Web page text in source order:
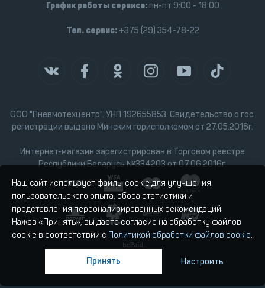
ООО "Пневмотехцентр". УНП 192655853. Свидетельство о гос.
регистрации выдано Минским горисполкомом от 27.05.2016г.
Интернет-магазин зарегистрирован в Торговом реестре
Республики Беларусь №334203 от 07.06.2016г.
График работы сервиса:пн-пт 9:00 - 18:00
Тел. сервис:+375 (29) 354-78-22
Наш сайт использует файлы cookie для улучшения
пользовательского опыта, сбора статистики и
представления персонализированных рекомендаций.
Нажав «Принять», вы даете согласие на обработку файлов
cookie в соответствии с Политикой обработки файлов cookie.
Настроить
Принять